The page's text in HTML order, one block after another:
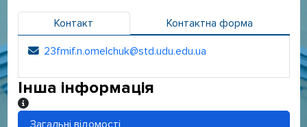
Контакт Контактна форма
Електронна адреса:
23fmif.n.omelchuk@std.udu.edu.ua
Інша інформація
Інша інформація